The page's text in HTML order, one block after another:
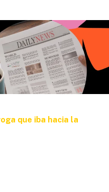
que iba hacia la